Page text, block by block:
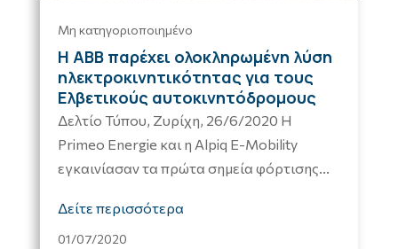
Η ABB παρέχει ολοκληρωμένη λύση
ηλεκτροκινητικότητας για τους
Ελβετικούς αυτοκινητόδρομους
01/07/2020
Μη κατηγοριοποιημένο
Δελτίο Τύπου, Ζυρίχη, 26/6/2020 Η
Primeo Energie και η Alpiq E-Mobility
εγκαινίασαν τα πρώτα σημεία φόρτισης...
Δείτε περισσότερα